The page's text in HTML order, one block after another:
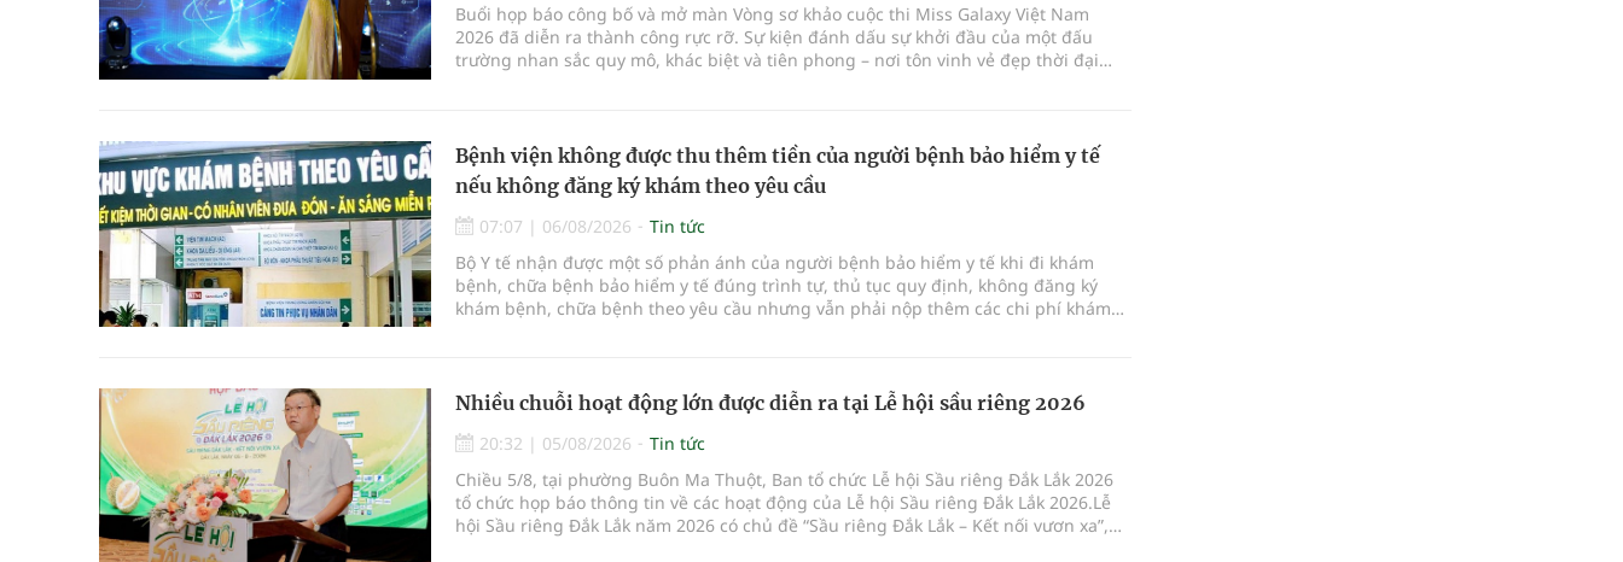
Buổi họp báo công bố và mở màn Vòng sơ khảo cuộc thi Miss Galaxy Việt Nam
2026 đã diễn ra thành công rực rỡ. Sự kiện đánh dấu sự khởi đầu của một đấu
trường nhan sắc quy mô, khác biệt và tiên phong – nơi tôn vinh vẻ đẹp thời đại
Bệnh viện không được thu thêm tiền của người bệnh bảo hiểm y tế
nếu không đăng ký khám theo yêu cầu
07:07 | 06/08/2026
Tin tức
Bộ Y tế nhận được một số phản ánh của người bệnh bảo hiểm y tế khi đi khám
bệnh, chữa bệnh bảo hiểm y tế đúng trình tự, thủ tục quy định, không đăng ký
khám bệnh, chữa bệnh theo yêu cầu nhưng vẫn phải nộp thêm các chi phí khám
Nhiều chuỗi hoạt động lớn được diễn ra tại Lễ hội sầu riêng 2026
20:32 | 05/08/2026
Tin tức
Chiều 5/8, tại phường Buôn Ma Thuột, Ban tổ chức Lễ hội Sầu riêng Đắk Lắk 2026
tổ chức họp báo thông tin về các hoạt động của Lễ hội Sầu riêng Đắk Lắk 2026.Lễ
hội Sầu riêng Đắk Lắk năm 2026 có chủ đề “Sầu riêng Đắk Lắk – Kết nối vươn xa”,